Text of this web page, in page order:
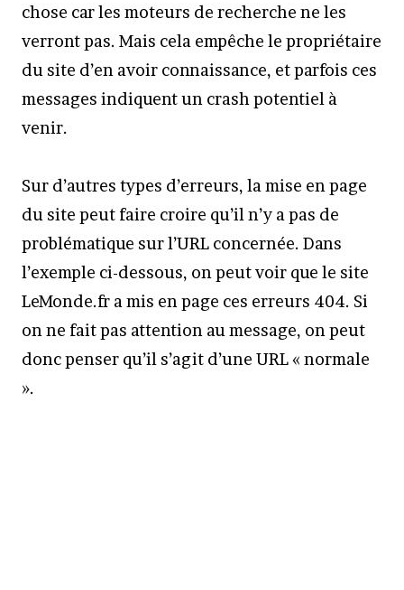
chose car les moteurs de recherche ne les
verront pas. Mais cela empêche le propriétaire
du site d’en avoir connaissance, et parfois ces
messages indiquent un crash potentiel à
venir.
Sur d’autres types d’erreurs, la mise en page
du site peut faire croire qu’il n’y a pas de
problématique sur l’URL concernée. Dans
l’exemple ci-dessous, on peut voir que le site
LeMonde.fr a mis en page ces erreurs 404. Si
on ne fait pas attention au message, on peut
donc penser qu’il s’agit d’une URL « normale
».